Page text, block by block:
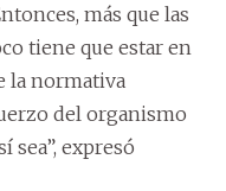
más que las
tiene que estar en
la normativa
del organismo
sea”, expresó